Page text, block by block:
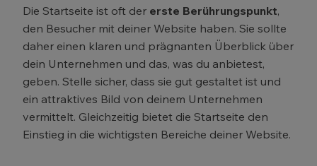
Die Startseite ist oft der erste Berührungspunkt,
den Besucher mit deiner Website haben. Sie sollte
daher einen klaren und prägnanten Überblick über
dein Unternehmen und das, was du anbietest,
geben. Stelle sicher, dass sie gut gestaltet ist und
ein attraktives Bild von deinem Unternehmen
vermittelt. Gleichzeitig bietet die Startseite den
Einstieg in die wichtigsten Bereiche deiner Website.